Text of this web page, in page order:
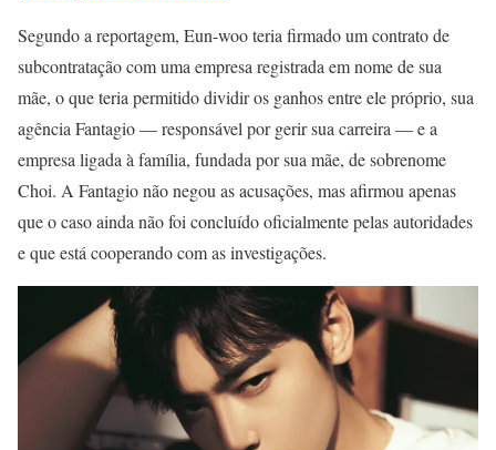
Segundo a reportagem, Eun-woo teria firmado um contrato de
subcontratação com uma empresa registrada em nome de sua
mãe, o que teria permitido dividir os ganhos entre ele próprio, sua
agência Fantagio — responsável por gerir sua carreira — e a
empresa ligada à família, fundada por sua mãe, de sobrenome
Choi. A Fantagio não negou as acusações, mas afirmou apenas
que o caso ainda não foi concluído oficialmente pelas autoridades
e que está cooperando com as investigações.